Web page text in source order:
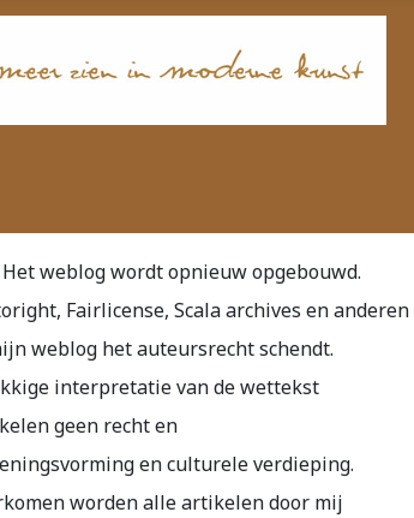
weblog wordt opnieuw opgebouwd.
Fairlicense, Scala archives en anderen
weblog het auteursrecht schendt.
interpretatie van de wettekst
geen recht en
en culturele verdieping.
worden alle artikelen door mij